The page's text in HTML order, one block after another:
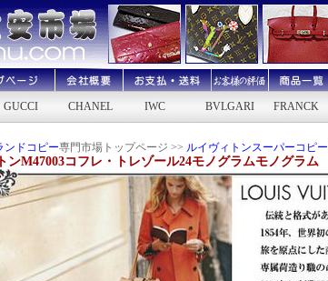
ンドコピー専門市場トップページ >> ルイヴィトンスーパーコピー
ンM47003コフレ・トレゾール24モノグラムモノグラム